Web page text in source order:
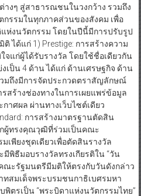
งๆ สู่สาธารณชนในวงกว้าง รวมถึง
รรมในทุกภาคส่วนของสังคม เพื่อ
ห่งนวัตกรรม โดยในปีนี้มีการปรับรูป
ได้แก่ 1) Prestige: การสร้างความ
จแก่ผู้ได้รับรางวัล โดยใช้ชื่อเดียวกัน
เป็น 4 ด้าน ได้แก่ ด้านเศรษฐกิจ ด้าน
มถึงมีการจัดประกวดตราสัญลักษณ์
สร้างช่องทางในการเผยแพร่ข้อมูล
าศผล ผ่านทางเว็บไซต์เดียว
การสร้างมาตรฐานตัดสิน
ผู้ทรงคุณวุฒิที่ร่วมเป็นคณะ
เพียงชุดเดียวเพื่อตัดสินรางวัล
พิธีมอบรางวัลทรงเกียรติใน “วัน
ณะรัฐมนตรีมีมติให้ตรงกับวันดังกล่าว
ทสมเด็จพระบรมชนกาธิเบศรมหา
ตร​เป็น “พระบิดาแห่งนวัตกรรมไทย”